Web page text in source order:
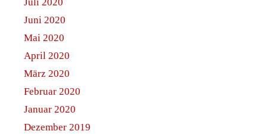
Juni 2020
Mai 2020
April 2020
März 2020
Februar 2020
Januar 2020
Dezember 2019